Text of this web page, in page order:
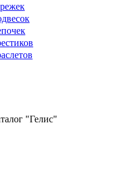
"Гелис"